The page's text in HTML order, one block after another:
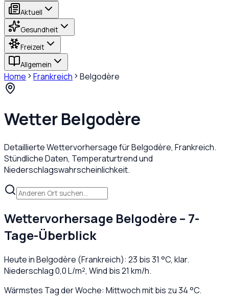
Aktuell
Gesundheit
Freizeit
Allgemein
Home Frankreich Belgodère
WetterBelgodère
Detaillierte Wettervorhersage fürBelgodère, Frankreich.
Stündliche Daten, Temperaturtrend und
Niederschlagswahrscheinlichkeit.
Wettervorhersage Belgodère– 7-
Tage-Überblick
Heute inBelgodère (Frankreich): 23 bis31 °C, klar.
Niederschlag0,0L/m², Wind bis21 km/h.
Wärmstes Tag der Woche: Mittwoch mit bis zu 34 °C.